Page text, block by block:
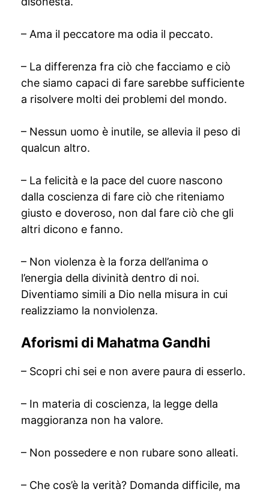
– Ama il peccatore ma odia il peccato.
– La differenza fra ciò che facciamo e ciò
che siamo capaci di fare sarebbe sufficiente
a risolvere molti dei problemi del mondo.
– Nessun uomo è inutile, se allevia il peso di
qualcun altro.
– La felicità e la pace del cuore nascono
dalla coscienza di fare ciò che riteniamo
giusto e doveroso, non dal fare ciò che gli
altri dicono e fanno.
– Non violenza è la forza dell’anima o
l’energia della divinità dentro di noi.
Diventiamo simili a Dio nella misura in cui
realizziamo la nonviolenza.
Aforismi di Mahatma Gandhi
– Scopri chi sei e non avere paura di esserlo.
– In materia di coscienza, la legge della
maggioranza non ha valore.
– Non possedere e non rubare sono alleati.
– Che cos’è la verità? Domanda difficile, ma